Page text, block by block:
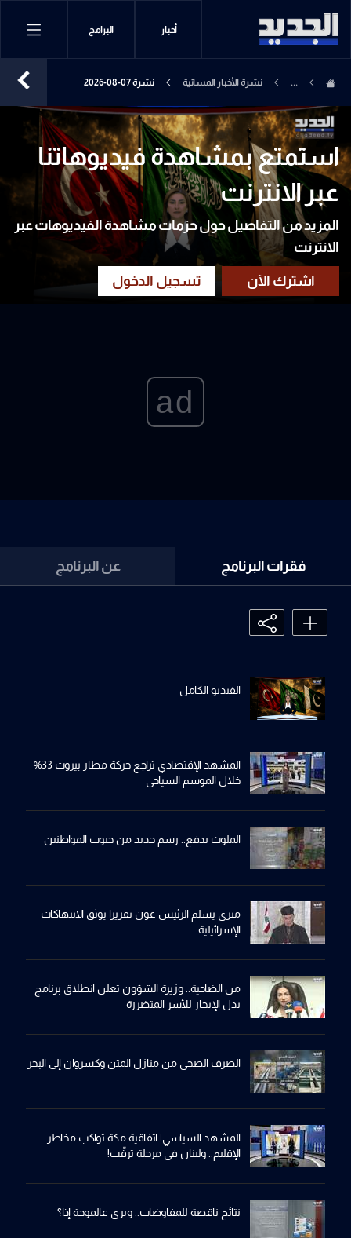
أخبار البرامج
... نشرة الأخبار المسائية نشرة 07-08-2026
استمتع بمشاهدة فيديوهاتنا
عبر الانترنت
المزيد من التفاصيل حول حزمات مشاهدة الفيديوهات عبر
الانترنت
ad
فقرات البرنامج عن البرنامج
الفيديو الكامل
المشهد الإقتصادي تراجع حركة مطار بيروت 33%
خلال الموسم السياحي
الملوث يدفع.. رسم جديد من جيوب المواطنين
متري يسلم الرئيس عون تقريرا يوثق الانتهاكات
الإسرائيلية
من الضاحية.. وزيرة الشؤون تعلن انطلاق برنامج
بدل الإيجار للأسر المتضررة
الصرف الصحي من منازل المتن وكسروان إلى البحر
المشهد السياسي| اتفاقية مكة تواكب مخاطر
الإقليم.. ولبنان في مرحلة ترقّب!
نتائج ناقصة للمفاوضات.. وبري عالموجة إذا؟